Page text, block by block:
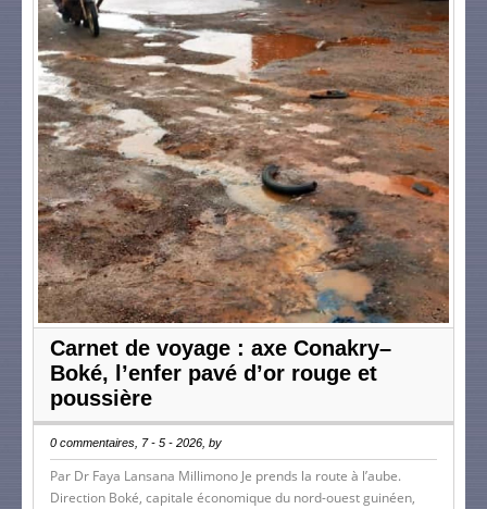
Carnet de voyage : axe Conakry–
Boké, l’enfer pavé d’or rouge et
poussière
0 commentaires, 7 - 5 - 2026, by
Par Dr Faya Lansana Millimono Je prends la route à l’aube.
Direction Boké, capitale économique du nord-ouest guinéen,